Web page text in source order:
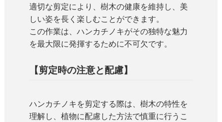
適切な剪定により、樹木の健康を維持し、美
しい姿を長く楽しむことができます。
この作業は、ハンカチノキがその独特な魅力
を最大限に発揮するために不可欠です。
【剪定時の注意と配慮】
ハンカチノキを剪定する際は、樹木の特性を
理解し、植物に配慮した方法で慎重に行うこ